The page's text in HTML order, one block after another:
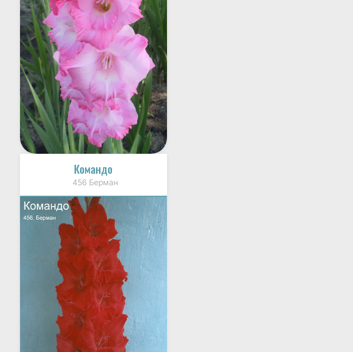
Командо
456 Берман